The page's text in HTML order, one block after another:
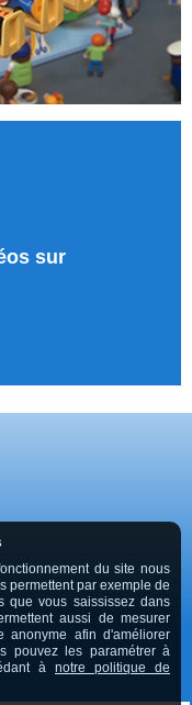
sur
du site nous
permettent par exemple de
que vous saississez dans
aussi de mesurer
anonyme afin d'améliorer
pouvez les paramétrer à
à notre politique de